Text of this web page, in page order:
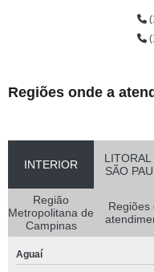
Regiões onde a
INTERIOR
LITORAL
SÃO
Região
Metropolitana de
Campinas
Regiões
Aguaí